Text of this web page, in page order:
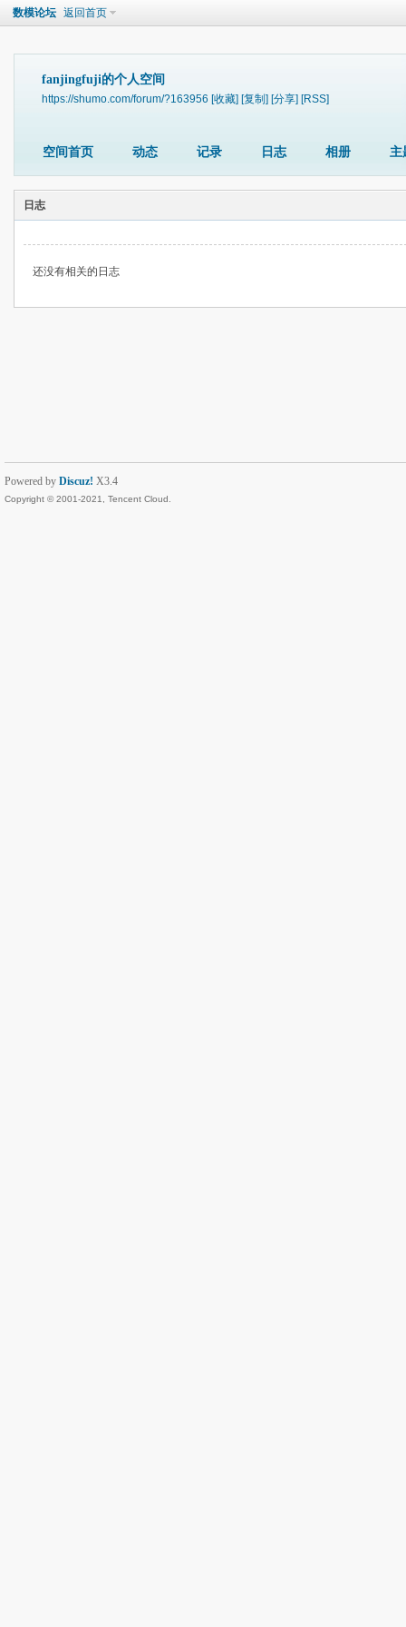
数模论坛 返回首页
fanjingfuji的个人空间
https://shumo.com/forum/?163956 [收藏] [复制] [分享] [RSS]
空间首页 动态 记录 日志 相册 主
日志
还没有相关的日志
Powered by Discuz! X3.4
Copyright © 2001-2021, Tencent Cloud.